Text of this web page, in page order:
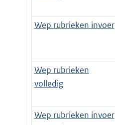
Wep rubrieken invoer
Wep rubrieken
volledig
Wep rubrieken invoer